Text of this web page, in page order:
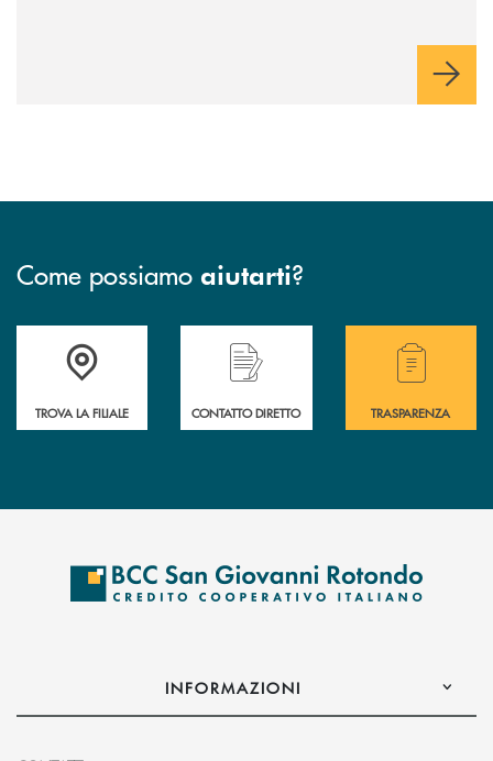
Come possiamo aiutarti?
Accedi all' elenco completo delle filiali della BCC San Giovanni
TROVA LA FILIALE
Hai bisogno di assistenza immediata?
CONTATTO DIRETTO
Hai bisogno di
TRASPARENZA
INFORMAZIONI